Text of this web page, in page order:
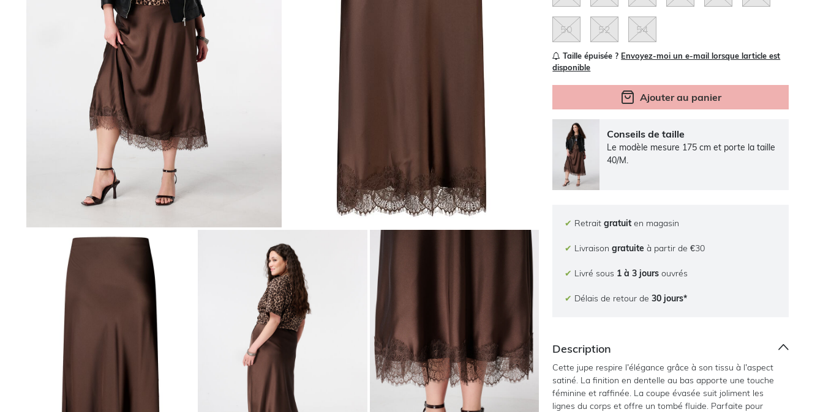
50 52 54
Taille épuisée ? Envoyez-moi un e-mail lorsque larticle est
disponible
Ajouter au panier
Conseils de taille
Le modèle mesure 175 cm et porte la taille
40/M.
✔ Retraitgratuit en magasin
✔ Livraisongratuite à partir de €30
✔ Livré sous 1 à 3 jours ouvrés
✔ Délais de retour de30 jours*
Description
Cette jupe respire l’élégance grâce à son tissu à l’aspect
satiné. La finition en dentelle au bas apporte une touche
féminine et raffinée. La coupe évasée suit joliment les
lignes du corps et offre un tombé fluide. Parfaite pour